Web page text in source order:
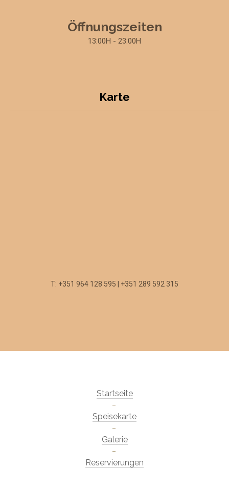
Öffnungszeiten
13:00H - 23:00H
Karte
T: +351 964 128 595 | +351 289 592 315
Startseite
Speisekarte
Galerie
Reservierungen